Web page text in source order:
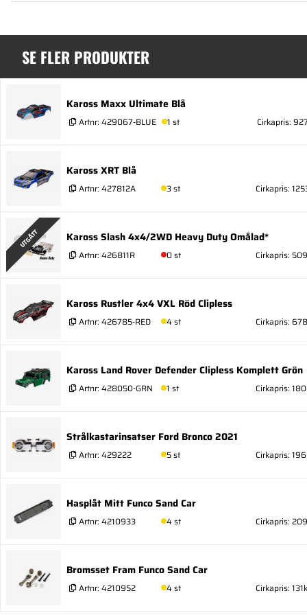
SE FLER PRODUKTER
Kaross Maxx Ultimate Blå
Artnr: 429067-BLUE 1 st Cirkapris:
Kaross XRT Blå
Artnr: 427812A 3 st Cirkapris:
UTGÅTT Kaross Slash 4x4/2WD Heavy Duty Omålad*
Artnr: 426811R 0 st Cirkapris:
Kaross Rustler 4x4 VXL Röd Clipless
Artnr: 426785-RED 4 st Cirkapris:
Kaross Land Rover Defender Clipless Komplett Grön
Artnr: 428050-GRN 1 st Cirkapris:
Strålkastarinsatser Ford Bronco 2021
Artnr: 429222 5 st Cirkapris:
Hasplåt Mitt Funco Sand Car
Artnr: 4210933 4 st Cirkapris:
Bromsset Fram Funco Sand Car
Artnr: 4210952 4 st Cirkapris: